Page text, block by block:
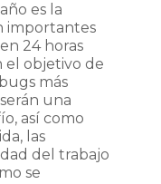
es la
importantes
24 horas
el objetivo de
más
una
así como
las
del trabajo
se